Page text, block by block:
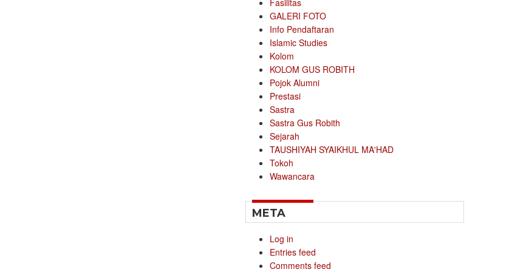
Fasilitas
GALERI FOTO
Info Pendaftaran
Islamic Studies
Kolom
KOLOM GUS ROBITH
Pojok Alumni
Prestasi
Sastra
Sastra Gus Robith
Sejarah
TAUSHIYAH SYAIKHUL MA'HAD
Tokoh
Wawancara
META
Log in
Entries feed
Comments feed